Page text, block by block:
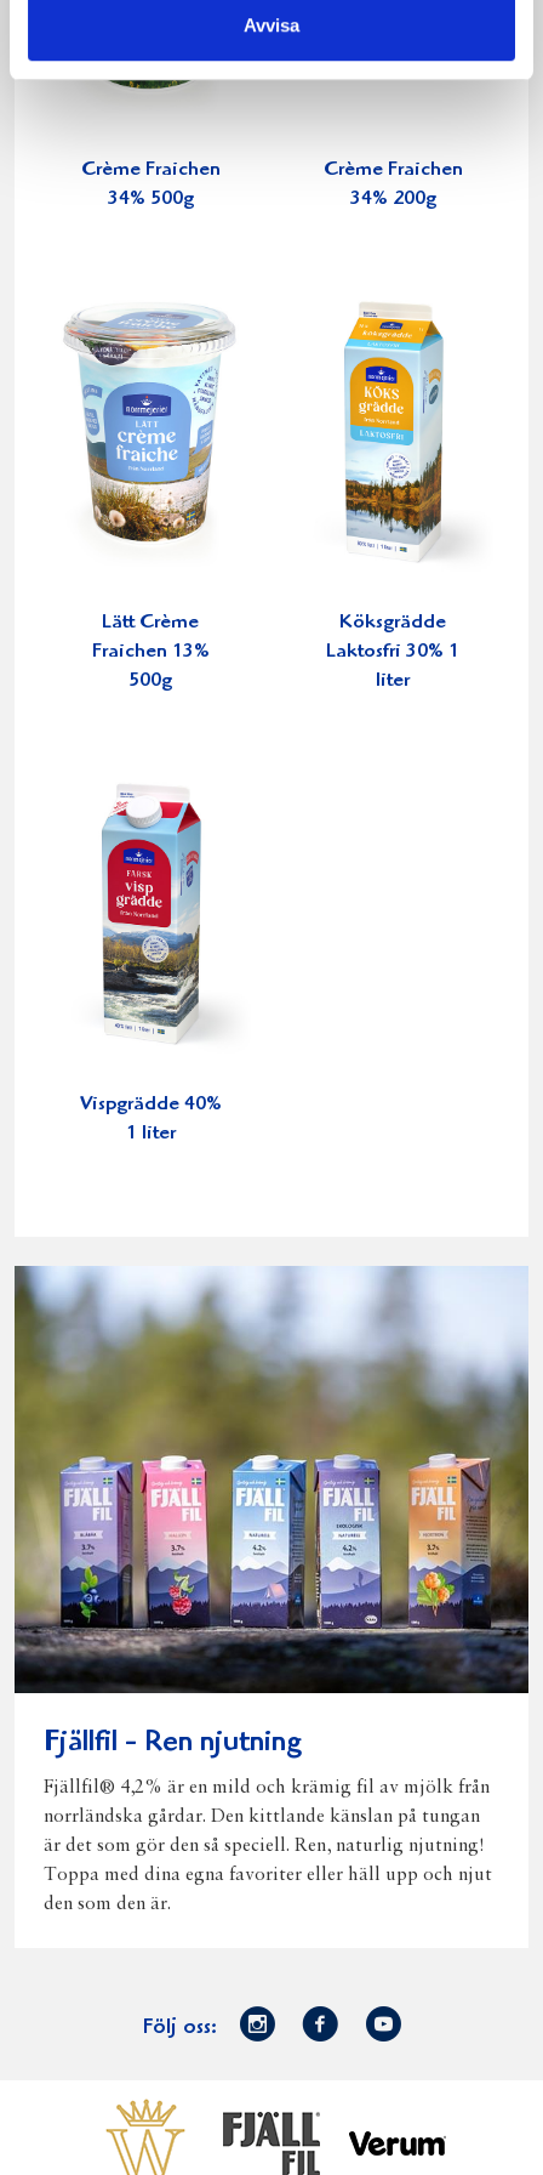
Avvisa
Crème Fraichen
34% 500g
Crème Fraichen
34% 200g
Lätt Crème
Fraichen 13%
500g
Köksgrädde
Laktosfri 30% 1
liter
Vispgrädde 40%
1 liter
Fjällfil - Ren njutning
Fjällfil® 4,2% är en mild och krämig fil av mjölk från
norrländska gårdar. Den kittlande känslan på tungan
är det som gör den så speciell. Ren, naturlig njutning!
Toppa med dina egna favoriter eller häll upp och njut
den som den är.
Följ oss:
Norrmejerier
Facebook
Youtube
Gör gott för Norrländska
VästerbottensostFjällfil